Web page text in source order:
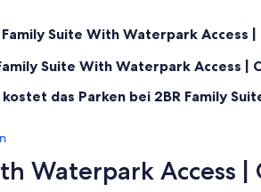
in and late check-out are subject to availability
Family Suite With Waterpark Access
Suite With Waterpark Access
das Parken bei 2BR Family
Waterpark Access |